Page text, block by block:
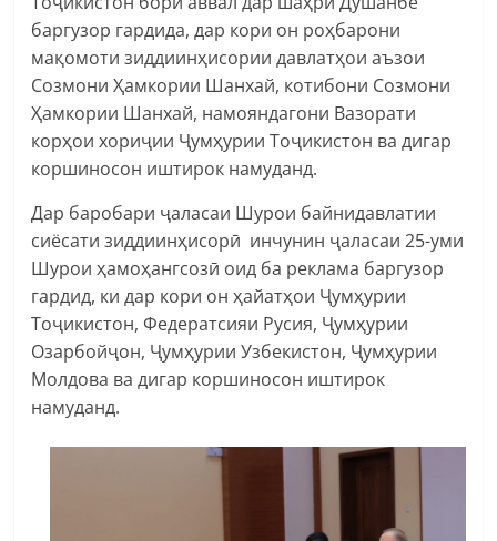
баргузор гардида, дар кори он роҳбарони
мақомоти зиддиинҳисории давлатҳои аъзои
Созмони Ҳамкории Шанхай, котибони Созмони
Ҳамкории Шанхай, намояндагони Вазорати
корҳои хориҷии Ҷумҳурии Тоҷикистон ва дигар
коршиносон иштирок намуданд.
Дар баробари ҷаласаи Шурои байнидавлатии
сиёсати зиддиинҳисорӣ инчунин ҷаласаи 25-уми
Шурои ҳамоҳангсозӣ оид ба реклама баргузор
гардид, ки дар кори он ҳайатҳои Ҷумҳурии
Тоҷикистон, Федератсияи Русия, Ҷумҳурии
Озарбойҷон, Ҷумҳурии Узбекистон, Ҷумҳурии
Молдова ва дигар коршиносон иштирок
намуданд.